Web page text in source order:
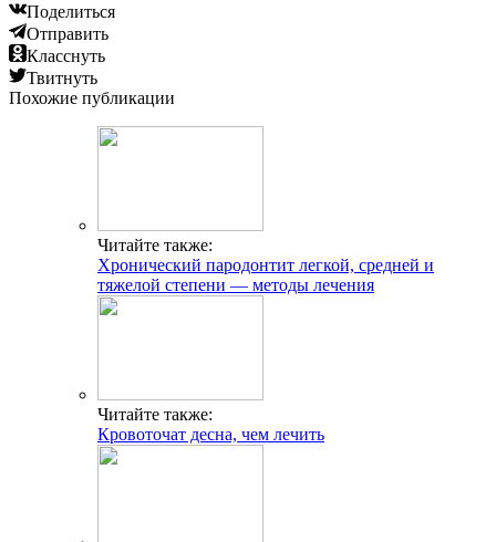
Поделиться
Отправить
Класснуть
Твитнуть
Похожие публикации
Читайте также:
Хронический пародонтит легкой, средней и
тяжелой степени — методы лечения
Читайте также:
Кровоточат десна, чем лечить